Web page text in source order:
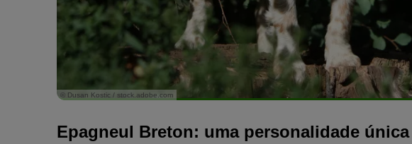
© Dusan Kostic / stock.adobe.com
Epagneul Breton: uma personalidade única